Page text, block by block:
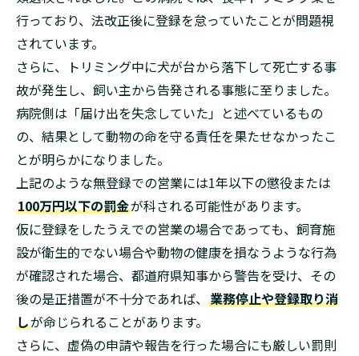
行っており、法改正後に登録を怠っていたことが問題視
されています。
さらに、トリミング中に犬が台から落下して死亡する事
故が発生し、飼い主から告発される事態に至りました。
病院側は「届け出を失念していた」と述べているもの
の、結果として動物の命を守る責任を果たせなかったこ
とが明らかになりました。
上記のような無登録での営業には1年以下の懲役または
100万円以下の罰金が科される可能性があります。
仮に登録をしたうえでの営業の場合であっても、飼育施
設が衛生的でない場合や動物の健康を損なうような行為
が確認された場合、都道府県知事から警告を受け、その
後の是正措置が不十分であれば、 業務停止や登録取り消
しが命じられることがあります。
さらに、虚偽の申請や報告を行った場合にも厳しい罰則